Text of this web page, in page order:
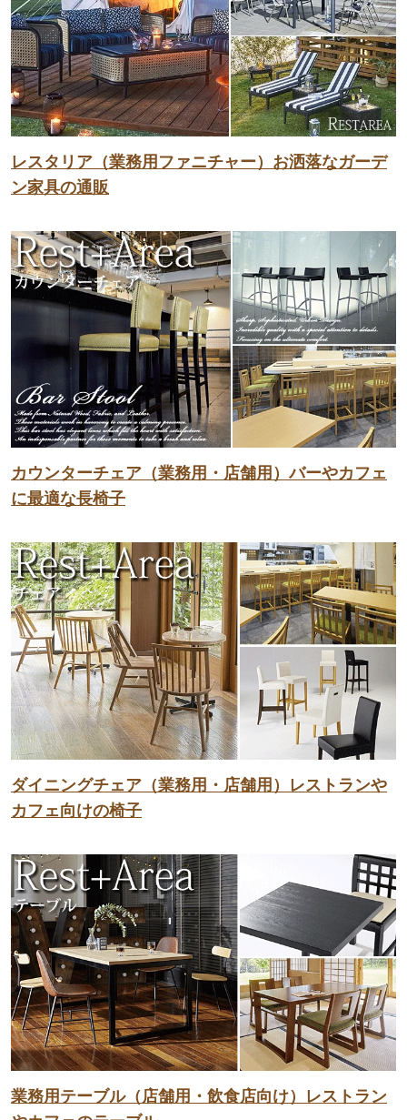
レスタリア（業務用ファニチャー）お洒落なガーデ
ン家具の通販
カウンターチェア（業務用・店舗用）バーやカフェ
に最適な長椅子
ダイニングチェア（業務用・店舗用）レストランや
カフェ向けの椅子
業務用テーブル（店舗用・飲食店向け）レストラン